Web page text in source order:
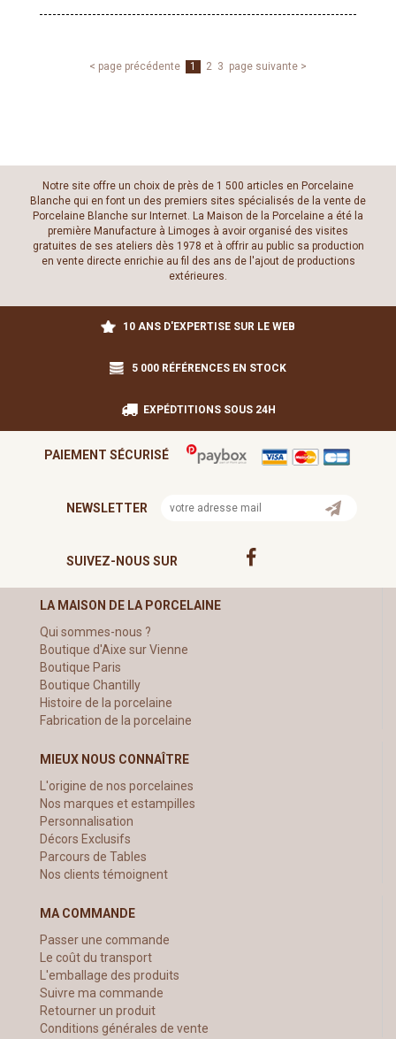
< page précédente 1 2 3 page suivante >
Notre site offre un choix de près de 1 500 articles en Porcelaine
Blanche qui en font un des premiers sites spécialisés de la vente de
Porcelaine Blanche sur Internet. La Maison de la Porcelaine a été la
première Manufacture à Limoges à avoir organisé des visites
gratuites de ses ateliers dès 1978 et à offrir au public sa production
en vente directe enrichie au fil des ans de l'ajout de productions
extérieures.
10 ANS D'EXPERTISE SUR LE WEB
5 000 RÉFÉRENCES EN STOCK
EXPÉDTITIONS SOUS 24H
PAIEMENT SÉCURISÉ
NEWSLETTER
SUIVEZ-NOUS SUR
LA MAISON DE LA PORCELAINE
Qui sommes-nous ?
Boutique d'Aixe sur Vienne
Boutique Paris
Boutique Chantilly
Histoire de la porcelaine
Fabrication de la porcelaine
MIEUX NOUS CONNAÎTRE
L'origine de nos porcelaines
Nos marques et estampilles
Personnalisation
Décors Exclusifs
Parcours de Tables
Nos clients témoignent
MA COMMANDE
Passer une commande
Le coût du transport
L'emballage des produits
Suivre ma commande
Retourner un produit
Conditions générales de vente